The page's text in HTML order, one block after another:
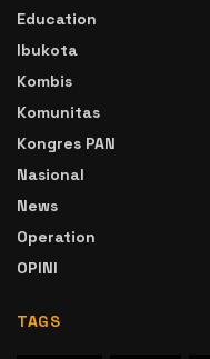
Education
Ibukota
Kombis
Komunitas
Kongres PAN
Nasional
News
Operation
OPINI
TAGS